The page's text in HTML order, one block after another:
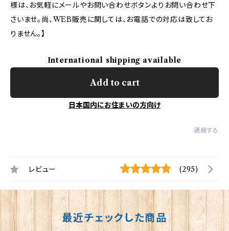
様は、お気軽にメールやお問い合わせボタンよりお問い合わせ下
さいませ。尚、WEB販売に関しては、お電話での対応は致してお
りません。】
International shipping available
Add to cart
日本国内にお住まいの方向け
通報する
レビュー (295)
最近チェックした商品